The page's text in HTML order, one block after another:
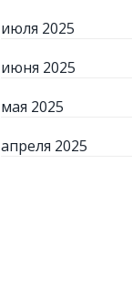
июля 2025
июня 2025
мая 2025
апреля 2025